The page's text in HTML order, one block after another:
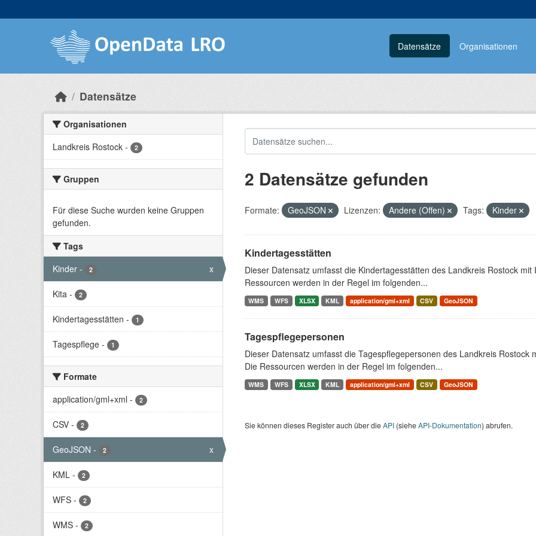
Datensätze Organisationen
Datensätze
Organisationen
Landkreis Rostock - 2
Gruppen
Für diese Suche wurden keine Gruppen
gefunden.
Tags
Kinder - 2 x
Kita - 2
Kindertagesstätten - 1
Tagespflege - 1
Formate
application/gml+xml - 2
CSV - 2
GeoJSON - 2 x
KML - 2
WFS - 2
WMS - 2
2 Datensätze gefunden
Formate: GeoJSON Lizenzen: Andere (Offen) Tags: Kinder
Kindertagesstätten
Dieser Datensatz umfasst die Kindertagesstätten des Landkreis Rostock
Ressourcen werden in der Regel im folgenden...
WMS WFS XLSX KML application/gml+xml CSV GeoJSON
Tagespflegepersonen
Dieser Datensatz umfasst die Tagespflegepersonen des Landkreis
Die Ressourcen werden in der Regel im folgenden...
WMS WFS XLSX KML application/gml+xml CSV GeoJSON
Sie können dieses Register auch über dieAPI(sieheAPI-Dokumentation) abrufen.